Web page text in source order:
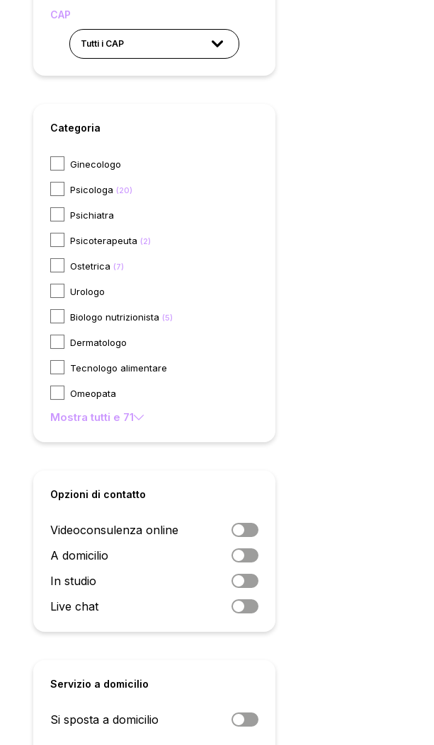
CAP
Tutti i CAP
Categoria
Ginecologo
Psicologa (20)
Psichiatra
Psicoterapeuta (2)
Ostetrica (7)
Urologo
Biologo nutrizionista (5)
Dermatologo
Tecnologo alimentare
Omeopata
Mostra tutti e 71
Opzioni di contatto
Videoconsulenza online
A domicilio
In studio
Live chat
Servizio a domicilio
Si sposta a domicilio